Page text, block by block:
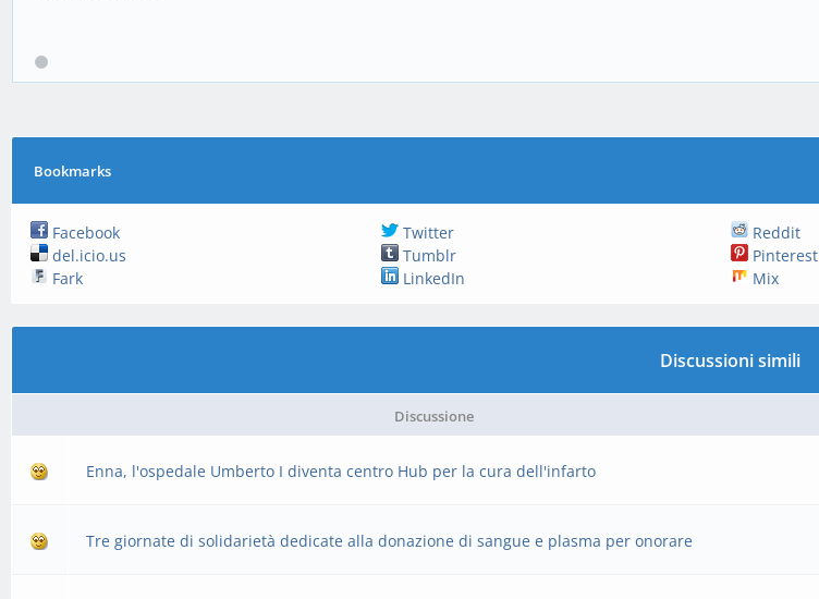
Bookmarks
Facebook Twitter Reddit
del.icio.us
Tumblr Pinterest
Fark
LinkedIn Mix
Discussioni simili
Discussione
Enna, l'ospedale Umberto I diventa centro Hub per la cura dell'infarto
Tre giornate di solidarietà dedicate alla donazione di sangue e plasma per onorare